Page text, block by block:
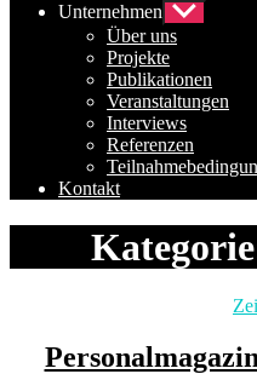
Unternehmen Untermenü
anzeigen
Über uns
Projekte
Publikationen
Veranstaltungen
Interviews
Referenzen
Kontakt